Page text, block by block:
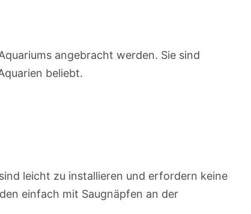
angebracht werden. Sie sind
beliebt.
leicht zu installieren und erfordern keine
einfach mit Saugnäpfen an der